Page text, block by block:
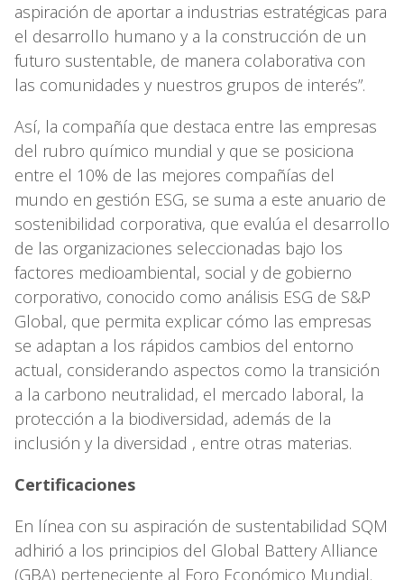
aspiración de aportar a industrias estratégicas para
el desarrollo humano y a la construcción de un
futuro sustentable, de manera colaborativa con
las comunidades y nuestros grupos de interés”.
Así, la compañía que destaca entre las empresas
del rubro químico mundial y que se posiciona
entre el 10% de las mejores compañías del
mundo en gestión ESG, se suma a este anuario de
sostenibilidad corporativa, que evalúa el desarrollo
de las organizaciones seleccionadas bajo los
factores medioambiental, social y de gobierno
corporativo, conocido como análisis ESG de S&P
Global, que permita explicar cómo las empresas
se adaptan a los rápidos cambios del entorno
actual, considerando aspectos como la transición
a la carbono neutralidad, el mercado laboral, la
protección a la biodiversidad, además de la
inclusión y la diversidad , entre otras materias.
Certificaciones
En línea con su aspiración de sustentabilidad SQM
adhirió a los principios del Global Battery Alliance
(GBA) perteneciente al Foro Económico Mundial.